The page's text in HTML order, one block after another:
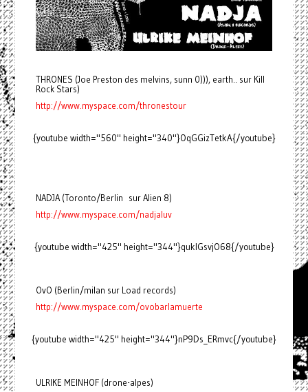
THRONES (Joe Preston des melvins, sunn 0))), earth.. sur Kill
Rock Stars)
http://www.myspace.com/thronestour
{youtube width="560" height="340"}OqGGizTetkA{/youtube}
NADJA (Toronto/Berlin sur Alien 8)
http://www.myspace.com/nadjaluv
{youtube width="425" height="344"}quklGsvjO68{/youtube}
OvO (Berlin/milan sur Load records)
http://www.myspace.com/ovobarlamuerte
{youtube width="425" height="344"}nP9Ds_ERmvc{/youtube}
ULRIKE MEINHOF (drone-alpes)